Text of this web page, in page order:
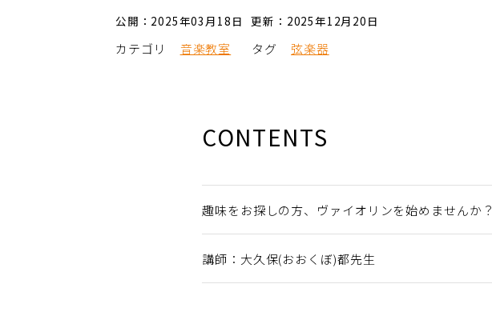
公開：2025年03月18日 更新：2025年12月20日
カテゴリ 音楽教室 タグ 弦楽器
CONTENTS
趣味をお探しの方、ヴァイオリンを始めませんか？
講師：大久保(おおくぼ)都先生